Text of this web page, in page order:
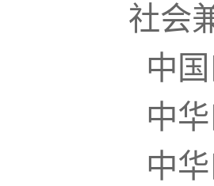
社会
中
中
中